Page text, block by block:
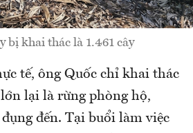
bị khai thác là 1.461 cây
tế, ông Quốc chỉ khai thác
lại là rừng phòng hộ,
đến. Tại buổi làm việc